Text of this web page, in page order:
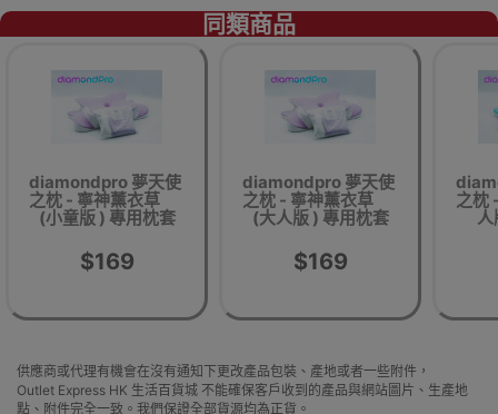
同類商品
diamondpro 夢天使
之枕 - 寧神薰衣草
(小童版 ) 專用枕套
$169
diamondpro 夢天使
之枕 - 寧神薰衣草
(大人版 ) 專用枕套
$169
之枕
人
供應商或代理有機會在沒有通知下更改產品包裝、產地或者一些附件，
Outlet Express HK 生活百貨城 不能確保客戶收到的產品與網站圖片、生產地
點、附件完全一致。我們保證全部貨源均為正貨。